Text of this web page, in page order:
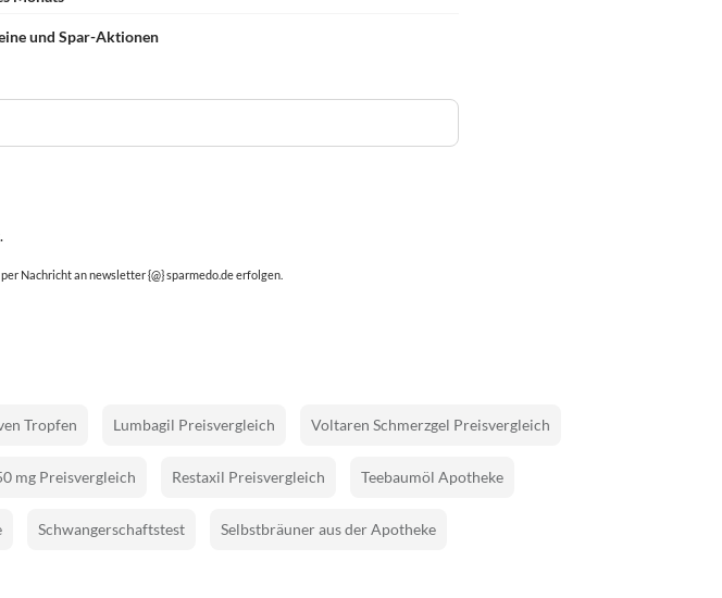
und Spar-Aktionen
.
Nachricht an newsletter {@} sparmedo.de erfolgen.
Tropfen Lumbagil Preisvergleich Voltaren Schmerzgel Preisvergleich
mg Preisvergleich Restaxil Preisvergleich Teebaumöl Apotheke
Schwangerschaftstest Selbstbräuner aus der Apotheke